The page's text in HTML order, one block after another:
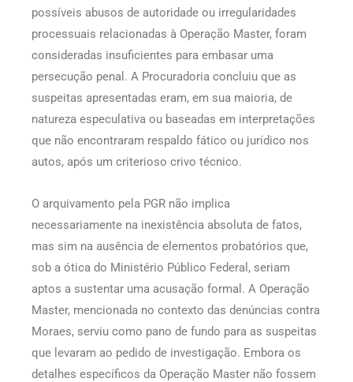
possíveis abusos de autoridade ou irregularidades
processuais relacionadas à Operação Master, foram
consideradas insuficientes para embasar uma
persecução penal. A Procuradoria concluiu que as
suspeitas apresentadas eram, em sua maioria, de
natureza especulativa ou baseadas em interpretações
que não encontraram respaldo fático ou jurídico nos
autos, após um criterioso crivo técnico.
O arquivamento pela PGR não implica
necessariamente na inexistência absoluta de fatos,
mas sim na ausência de elementos probatórios que,
sob a ótica do Ministério Público Federal, seriam
aptos a sustentar uma acusação formal. A Operação
Master, mencionada no contexto das denúncias contra
Moraes, serviu como pano de fundo para as suspeitas
que levaram ao pedido de investigação. Embora os
detalhes específicos da Operação Master não fossem